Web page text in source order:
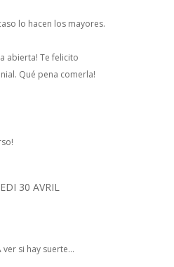
lo hacen los mayores.
abierta! Te felicito
Qué pena comerla!
30 AVRIL
ver si hay suerte...